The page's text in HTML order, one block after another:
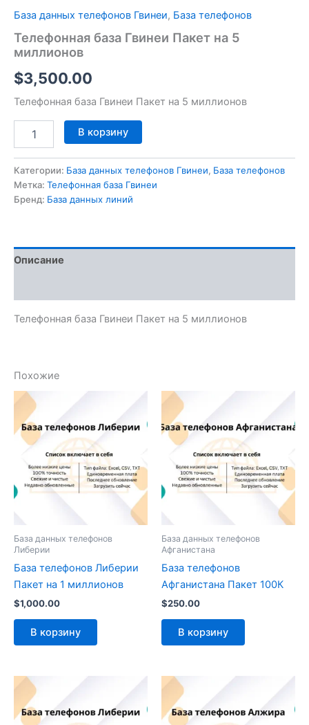
База данных телефонов Гвинеи, База телефонов
Телефонная база Гвинеи Пакет на 5
миллионов
$3,500.00
Телефонная база Гвинеи Пакет на 5 миллионов
В корзину
Категории: База данных телефонов Гвинеи, База телефонов
Метка: Телефонная база Гвинеи
Бренд: База данных линий
Описание
Телефонная база Гвинеи Пакет на 5 миллионов
Похожие
База данных телефонов
Либерии
База телефонов Либерии
Пакет на 1 миллионов
$1,000.00
В корзину
База данных телефонов
Афганистана
База телефонов
Афганистана Пакет 100К
$250.00
В корзину